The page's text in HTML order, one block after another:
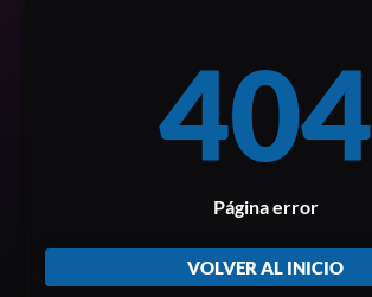
404
Página error
VOLVER AL INICIO